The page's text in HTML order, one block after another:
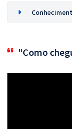
"Como